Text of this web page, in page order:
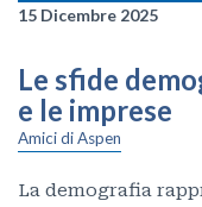
15 Dicembre 2025
Le sfide
e le imprese
Amici di Aspen
La demografia